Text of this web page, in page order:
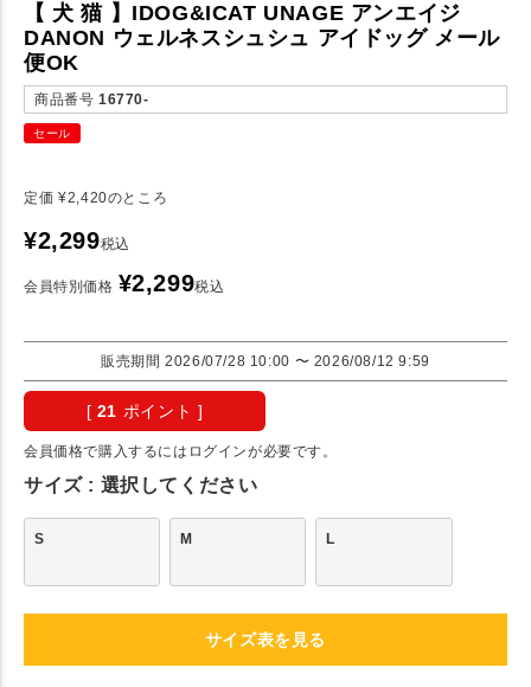
【 犬 猫 】IDOG&ICAT UNAGE アンエイジ
DANON ウェルネスシュシュ アイドッグ メール
便OK
商品番号 16770-
セール
定価 ¥2,420のところ
¥2,299税込
会員特別価格 ¥2,299税込
販売期間 2026/07/28 10:00 〜 2026/08/12 9:59
[ 21 ポイント ]
会員価格で購入するにはログインが必要です。
サイズ 選択してください
S M L
サイズ表を見る